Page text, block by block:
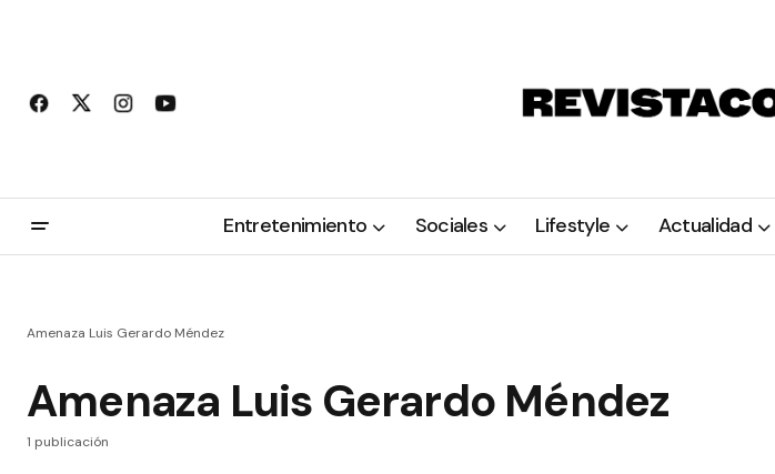
Entretenimiento Sociales Lifestyle Actualidad
Amenaza Luis Gerardo Méndez
Amenaza Luis Gerardo Méndez
1 publicación